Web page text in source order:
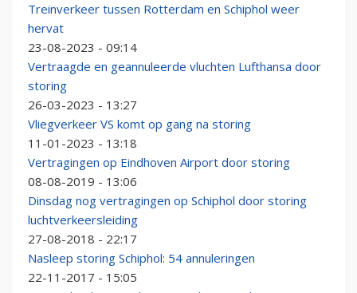
Treinverkeer tussen Rotterdam en Schiphol weer
hervat
23-08-2023 - 09:14
Vertraagde en geannuleerde vluchten Lufthansa door
storing
26-03-2023 - 13:27
Vliegverkeer VS komt op gang na storing
11-01-2023 - 13:18
Vertragingen op Eindhoven Airport door storing
08-08-2019 - 13:06
Dinsdag nog vertragingen op Schiphol door storing
luchtverkeersleiding
27-08-2018 - 22:17
Nasleep storing Schiphol: 54 annuleringen
22-11-2017 - 15:05